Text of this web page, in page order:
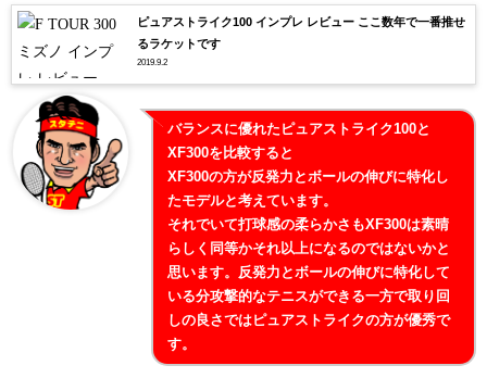
ピュアストライク100 インプレ レビュー ここ数年で一番推せ
るラケットです
2019.9.2
バランスに優れたピュアストライク100と
XF300を比較すると
XF300の方が反発力とボールの伸びに特化し
たモデルと考えています。
それでいて打球感の柔らかさもXF300は素晴
らしく同等かそれ以上になるのではないかと
思います。反発力とボールの伸びに特化して
いる分攻撃的なテニスができる一方で取り回
しの良さではピュアストライクの方が優秀で
す。